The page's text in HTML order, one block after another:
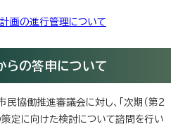
画の進行管理について
らの答申について
協働推進審議会に対し、「次期（第2
策定に向けた検討について諮問を行い